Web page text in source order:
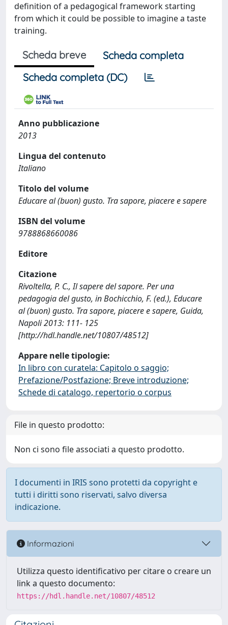
definition of a pedagogical framework starting
from which it could be possible to imagine a taste
training.
Scheda breve
Scheda completa
Scheda completa (DC)
Anno pubblicazione
2013
Lingua del contenuto
Italiano
Titolo del volume
Educare al (buon) gusto. Tra sapore, piacere e sapere
ISBN del volume
9788868660086
Editore
Citazione
Rivoltella, P. C., Il sapere del sapore. Per una
pedagogia del gusto, in Bochicchio, F. (ed.), Educare
al (buon) gusto. Tra sapore, piacere e sapere, Guida,
Napoli 2013: 111- 125
[http://hdl.handle.net/10807/48512]
Appare nelle tipologie:
In libro con curatela: Capitolo o saggio;
Prefazione/Postfazione; Breve introduzione;
Schede di catalogo, repertorio o corpus
File in questo prodotto:
Non ci sono file associati a questo prodotto.
I documenti in IRIS sono protetti da copyright e
tutti i diritti sono riservati, salvo diversa
indicazione.
Informazioni
Utilizza questo identificativo per citare o creare un
link a questo documento:
https://hdl.handle.net/10807/48512